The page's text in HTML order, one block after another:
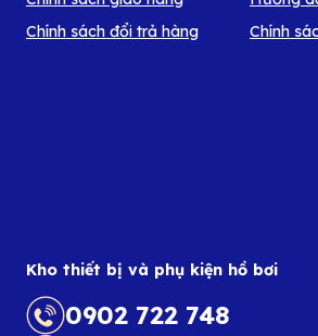
Chính sách đổi trả hàng
Chính
Kho thiết bị và phụ kiện hồ bơi
0902 722 748